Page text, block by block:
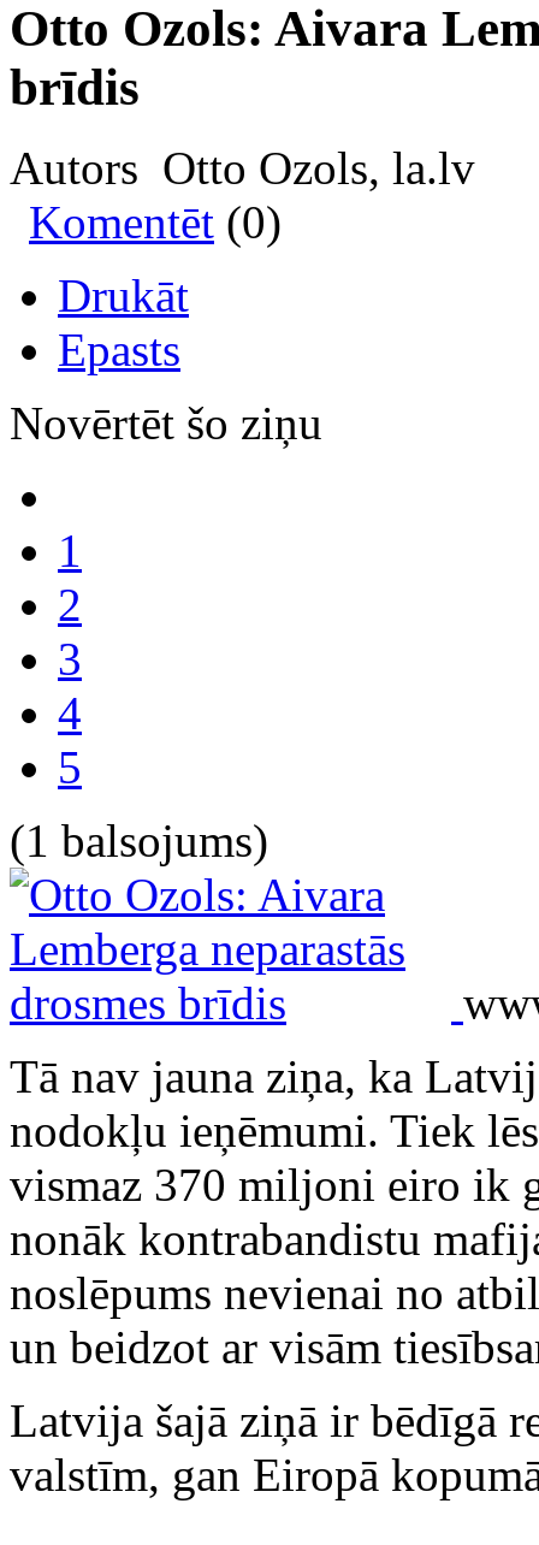
Otto Ozols: Aivara
brīdis
Autors Otto Ozols, la.lv
Komentēt (0)
Drukāt
Epasts
Novērtēt šo ziņu
1
2
3
4
5
(1 balsojums)
Tā nav jauna ziņa, ka
nodokļu ieņēmumi. Tiek
vismaz 370 miljoni eiro ik
nonāk kontrabandistu
noslēpums nevienai no
un beidzot ar visām
Latvija šajā ziņā ir bēdīgā
valstīm, gan Eiropā